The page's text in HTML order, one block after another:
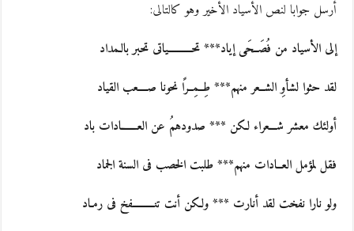
أرسل جوابا لنص الأسياد الأخير وهو كالتالى:
إلى الأسياد من فُصَــحَى إياد*** تحــــــــــياتى تحبر بالـمداد
لقد حثوا لشأوِ الشــعر منهم*** طِــمِــرًا نحونا صــــعب القياد
أولئك معشر شـــعراء لكن *** صدودهمُ عن العـــــــادات باد
فقل لمؤمل العــادات منهم*** طلبت الخصب فى السنة الجماد
ولو نارا نفخت لقد أنارت *** ولكن أنت تنـــــــــفخ فى رمـاد